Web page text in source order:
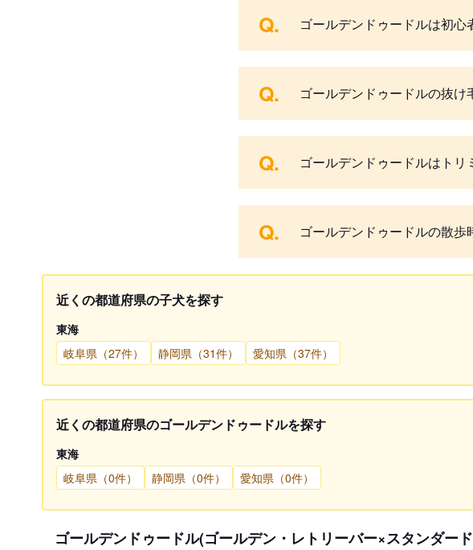
Q. ゴールデンドゥードルは初心
Q. ゴールデンドゥードルの抜け
Q. ゴールデンドゥードルはト
Q. ゴールデンドゥードルの散歩
近くの都道府県の子犬を探す
東海
岐阜県（27件）
静岡県（31件） 愛知県（37件）
近くの都道府県のゴールデンドゥードルを探す
東海
岐阜県（0件）
静岡県（0件） 愛知県（0件）
ゴールデンドゥードル(ゴールデン・レトリーバー×スタンダー